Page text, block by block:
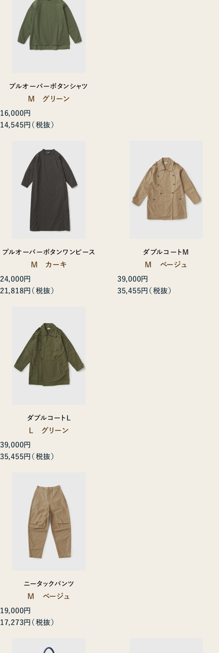
プルオーバーボタンシャツ
M グリーン
16,000円
14,545円
プルオーバーボタンワンピース
M カーキ
24,000円
21,818円
ダブルコートM
M ベージュ
39,000円
35,455円
ダブルコートL
L グリーン
39,000円
35,455円
ニータックパンツ
M ベージュ
19,000円
17,273円